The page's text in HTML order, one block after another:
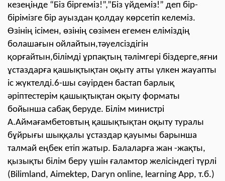
кезеңінде “Біз біргеміз!”,”Біз үйдеміз!” деп бір-
бірімізге бір ауыздан қолдау көрсетіп келеміз.
Өзінің ісімен, өзінің сөзімен егемен еліміздің
болашағын ойлайтын,тəуелсіздігін
қорғайтын,білімді ұрпақтың тəлімгері біздерге,яғни
ұстаздарға қашықтықтан оқыту атты үлкен жауапты
іс жүктелді.6-шы сəуірден бастап барлық
əріптестерім қашықтықтан оқыту форматы
бойынша сабақ беруде. Білім министрі
А.Аймағамбетовтың қашықтықтан оқыту туралы
бұйрығы шыққалы ұстаздар қауымы барынша
талмай еңбек етіп жатыр. Балаларға жан -жақты,
қызықты білім беру үшін ғаламтор желісіндегі түрлі
(Bilimland, Аіmektep, Daryn online, learning App, т.б.)